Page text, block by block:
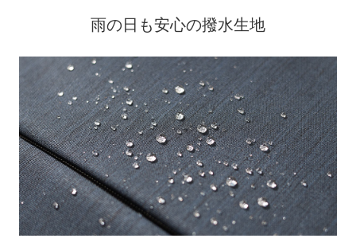
雨の日も安心の撥水生地